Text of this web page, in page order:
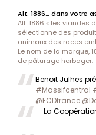
Alt. 1886… dans votre
Alt. 1886 « les viandes
sélectionne des
animaux des races
Le nom de la marque,
de pâturage herbager.
Benoit Julhes
#Massifcentral
@FCDfrance
— La